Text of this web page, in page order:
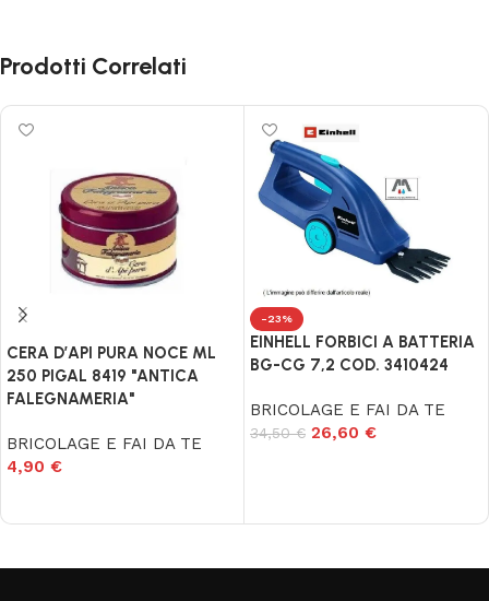
Prodotti Correlati
CERA D’API PURA NOCE ML
250 PIGAL 8419 "ANTICA
FALEGNAMERIA"
BRICOLAGE E FAI DA TE
4,90 €
-23%
EINHELL FORBICI A BATTERIA
BG-CG 7,2 COD. 3410424
BRICOLAGE E FAI DA TE
34,50€ 26,60 €